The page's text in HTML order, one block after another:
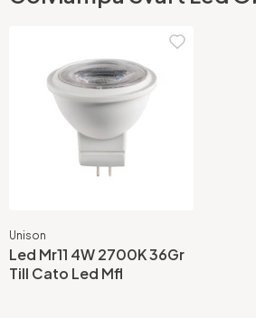
Unison
Led Mr11 4W 2700K 36Gr
Till Cato Led Mfl